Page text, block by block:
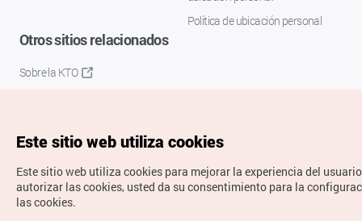
Política de ubicación personal
Otros sitios relacionados
Sobre la KTO
Este sitio web utiliza cookies
Este sitio web utiliza cookies para mejorar la experiencia del
autorizar las cookies, usted da su consentimiento para la
las cookies.